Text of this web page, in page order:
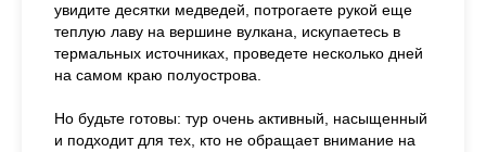
увидите десятки медведей, потрогаете рукой еще
теплую лаву на вершине вулкана, искупаетесь в
термальных источниках, проведете несколько дней
на самом краю полуострова.
Но будьте готовы: тур очень активный, насыщенный
и подходит для тех, кто не обращает внимание на